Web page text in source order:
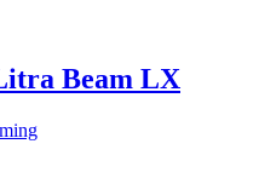
Beam LX